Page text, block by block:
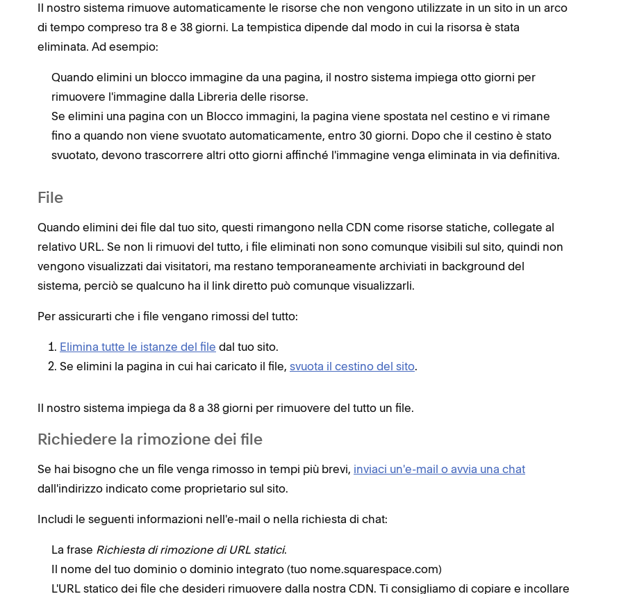
Il nostro sistema rimuove automaticamente le risorse che non vengono utilizzate in un sito in un arco
di tempo compreso tra 8 e 38 giorni. La tempistica dipende dal modo in cui la risorsa è stata
eliminata. Ad esempio:
Quando elimini un blocco immagine da una pagina, il nostro sistema impiega otto giorni per
rimuovere l'immagine dalla Libreria delle risorse.
Se elimini una pagina con un Blocco immagini, la pagina viene spostata nel cestino e vi rimane
fino a quando non viene svuotato automaticamente, entro 30 giorni. Dopo che il cestino è stato
svuotato, devono trascorrere altri otto giorni affinché l'immagine venga eliminata in via definitiva.
File
Quando elimini dei file dal tuo sito, questi rimangono nella CDN come risorse statiche, collegate al
relativo URL. Se non li rimuovi del tutto, i file eliminati non sono comunque visibili sul sito, quindi non
vengono visualizzati dai visitatori, ma restano temporaneamente archiviati in background del
sistema, perciò se qualcuno ha il link diretto può comunque visualizzarli.
Per assicurarti che i file vengano rimossi del tutto:
Elimina tutte le istanze del file dal tuo sito.
Se elimini la pagina in cui hai caricato il file, svuota il cestino del sito.
Il nostro sistema impiega da 8 a 38 giorni per rimuovere del tutto un file.
Richiedere la rimozione dei file
Se hai bisogno che un file venga rimosso in tempi più brevi, inviaci un'e-mail o avvia una chat
dall'indirizzo indicato come proprietario sul sito.
Includi le seguenti informazioni nell'e-mail o nella richiesta di chat:
La frase Richiesta di rimozione di URL statici.
Il nome del tuo dominio o dominio integrato (tuo nome.squarespace.com)
L'URL statico dei file che desideri rimuovere dalla nostra CDN. Ti consigliamo di copiare e incollare